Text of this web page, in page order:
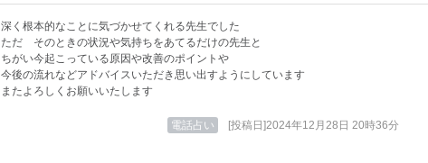
深く根本的なことに気づかせてくれる先生でした
ただ そのときの状況や気持ちをあてるだけの先生と
ちがい今起こっている原因や改善のポイントや
今後の流れなどアドバイスいただき思い出すようにしています
またよろしくお願いいたします
電話占い [投稿日]2024年12月28日 20時36分